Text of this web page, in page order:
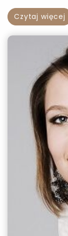
Czytaj więcej